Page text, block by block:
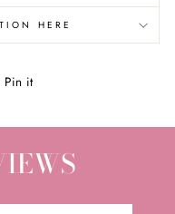
HERE
Pin it